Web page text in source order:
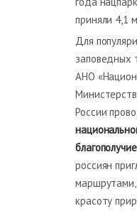
приняли 4,1
Для
заповедных
АНО
России
россиян
маршрутами,
красоту